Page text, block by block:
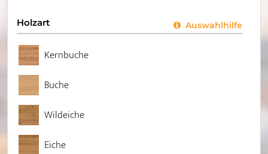
Holzart Auswahlhilfe
Kernbuche
Buche
Wildeiche
Eiche